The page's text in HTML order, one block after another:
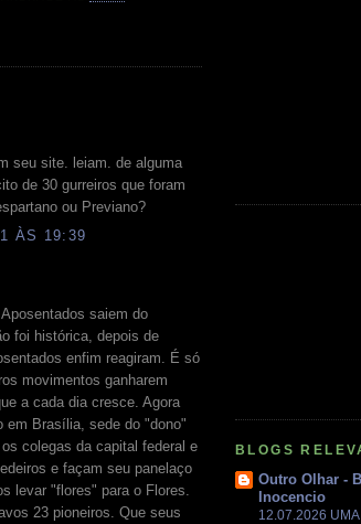
seu site. leiam. de alguma
de 30 gurreiros que foram
ou Previano?
ÀS 19:39
saiem do
foi histórica, depois de
enfim reagiram. É só
movimentos ganharem
a cada dia cresce. Agora
em Brasília, sede do "dono"
colegas da capital federal e
e façam seu panelaço
levar "flores" para o Flores.
23 pioneiros. Que seus
BLOGS
Outro Olhar -
Inocencio
12.07.2026